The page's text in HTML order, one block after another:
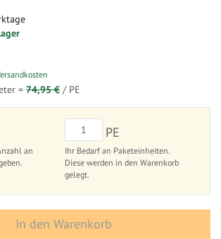
= 74,95 € / PE
an
PE
Ihr Bedarf an Paketeinheiten.
Diese werden in den Warenkorb
gelegt.
In den Warenkorb